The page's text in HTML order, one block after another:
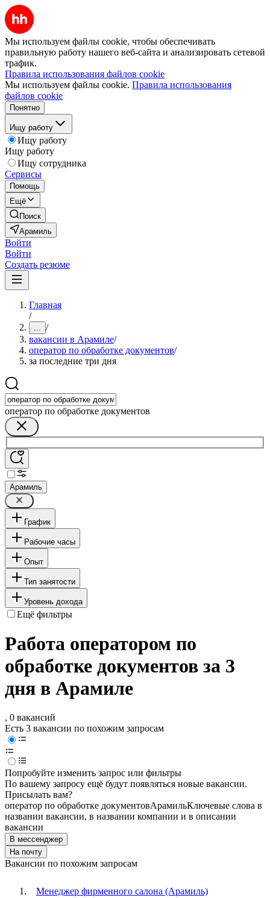
Мы используем файлы cookie, чтобы обеспечивать
правильную работу нашего веб-сайта и анализировать сетевой
трафик.
Правила использования файлов cookie
Мы используем файлы cookie. Правила использования
файлов cookie
Понятно
Ищу работу
Ищу работу
Ищу работу
Ищу сотрудника
Сервисы
Помощь
Ещё
Поиск
Арамиль
Войти
Войти
Создать резюме
Главная
/
... /
вакансии в Арамиле/
оператор по обработке документов/
за последние три дня
оператор по обработке документов
Арамиль
График
Рабочие часы
Опыт
Тип занятости
Уровень дохода
Ещё фильтры
Работа оператором по
обработке документов за 3
дня в Арамиле
, 0 вакансий
Есть 3 вакансии по похожим запросам
Попробуйте изменить запрос или фильтры
По вашему запросу ещё будут появляться новые вакансии.
Присылать вам?
оператор по обработке документовАрамильКлючевые слова в
названии вакансии, в названии компании и в описании
вакансии
В мессенджер
На почту
Вакансии по похожим запросам
Менеджер фирменного салона (Арамиль)